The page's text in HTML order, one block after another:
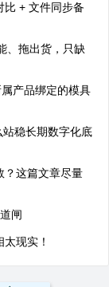
比 + 文件同步备
、拖出货，只缺
产品绑定的模具
稳长期数字化底
？这篇文章尽量
闸
现实！